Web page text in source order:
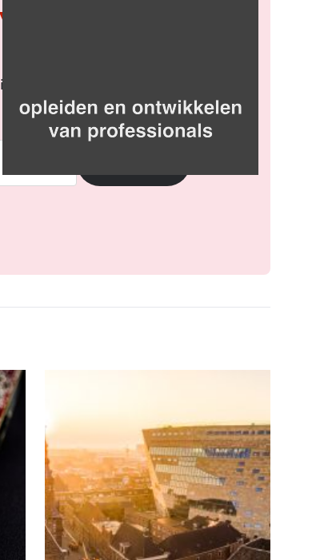
de
elke middag in je